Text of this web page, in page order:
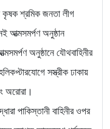
কৃষক শ্রমিক জনতা লীগ
আত্মসমর্পণ অনুষ্ঠান
অনুষ্ঠানে যৌথবাহিনীর
সস্ত্রীক ঢাকায়
অরোরা।
পাকিস্তানী বাহিনীর ওপর